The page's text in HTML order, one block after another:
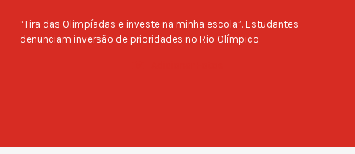
“Tira das Olimpíadas e investe na minha escola”. Estudantes
denunciam inversão de prioridades no Rio Olímpico